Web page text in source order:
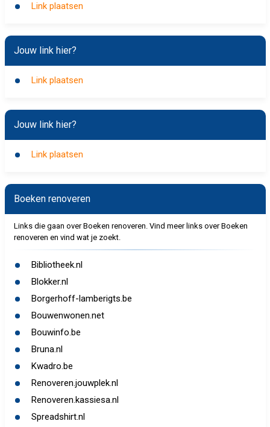
Link plaatsen
Jouw link hier?
Link plaatsen
Jouw link hier?
Link plaatsen
Boeken renoveren
Links die gaan over Boeken renoveren. Vind meer links over Boeken
renoveren en vind wat je zoekt.
Bibliotheek.nl
Blokker.nl
Borgerhoff-lamberigts.be
Bouwenwonen.net
Bouwinfo.be
Bruna.nl
Kwadro.be
Renoveren.jouwplek.nl
Renoveren.kassiesa.nl
Spreadshirt.nl